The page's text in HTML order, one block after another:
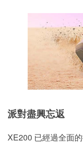
派對盡興忘返
XE200 已經過全面